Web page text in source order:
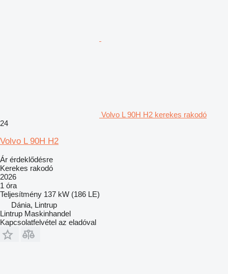
Volvo L 90H H2 kerekes rakodó
24
Volvo L 90H H2
Ár érdeklődésre
Kerekes rakodó
2026
1 óra
Teljesítmény 137 kW (186 LE)
Dánia, Lintrup
Lintrup Maskinhandel
Kapcsolatfelvétel az eladóval